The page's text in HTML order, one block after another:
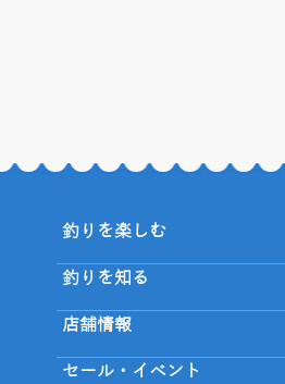
釣りを楽しむ
釣りを知る
店舗情報
セール・イベント